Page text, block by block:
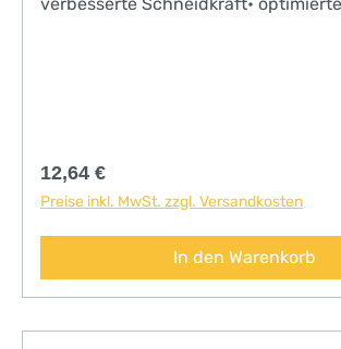
Regulärer Preis:
12,64 €
Preise inkl. MwSt. zzgl. Versandkosten
In den Warenkorb